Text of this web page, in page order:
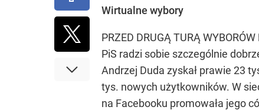
Wirtualne wybory
PRZED DRUGĄ TURĄ
PiS radzi sobie szczególnie
Andrzej Duda zyskał prawie 23
tys. nowych użytkowników. W
na Facebooku promowała jego